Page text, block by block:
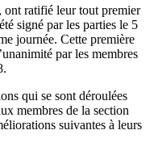
ratifié leur tout premier
signé par les parties le 5
journée. Cette première
par les membres
qui se sont déroulées
membres de la section
suivantes à leurs